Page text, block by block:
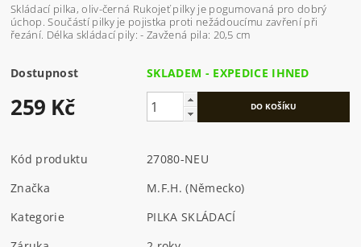
Skládací pilka, oliv-černá Rukojeť pilky je pogumovaná pro dobrý
úchop. Součástí pilky je pojistka proti nežádoucímu zavření při
řezání. Délka skládací pily: - Zavžená pila: 20,5 cm
Dostupnost SKLADEM - EXPEDICE IHNED
259 Kč
Kód produktu
27080-NEU
Značka
M.F.H. (Německo)
Kategorie
PILKA SKLÁDACÍ